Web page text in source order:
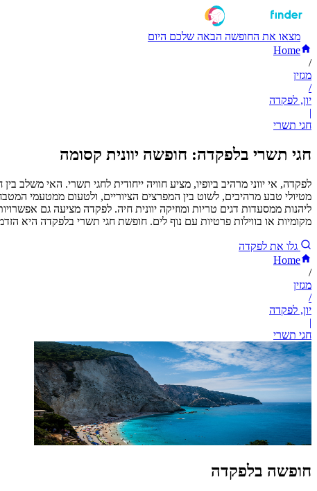
מצאו את החופשה הבאה שלכם היום
Home
/
מגזין
/
יון, לפקדה
|
חגי תשרי
חגי תשרי בלפקדה: חופשה יוונית קסומה
לפקדה, אי יווני מרהיב ביופיו, מציע חוויה ייחודית לחגי תשרי. האי משלב
מטיולי טבע מרהיבים, לשוט בין המפרצים הציוריים, ולטעום ממטעמי
ליהנות ממסעדות דגים טריות ומוזיקה יוונית חיה. לפקדה מציעה גם
מקומיות או בווילות פרטיות עם נוף לים. חופשת חגי תשרי בלפקדה היא
גלו את לפקדה
Home
/
מגזין
/
יון, לפקדה
|
חגי תשרי
חופשה בלפקדה